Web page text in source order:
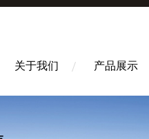
关于我们 产品展示